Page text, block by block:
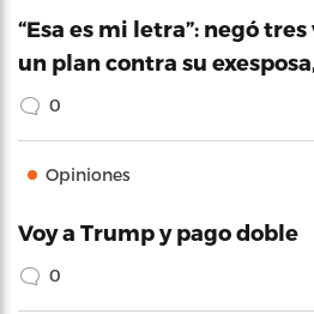
“Esa es mi letra”: negó
un plan contra su
0
Opiniones
Voy a Trump y pago doble
0